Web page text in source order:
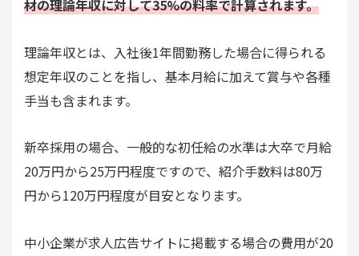
材の理論年収に対して35%の料率で計算されます。
理論年収とは、入社後1年間勤務した場合に得られる
想定年収のことを指し、基本月給に加えて賞与や各種
手当も含まれます。
新卒採用の場合、一般的な初任給の水準は大卒で月給
20万円から25万円程度ですので、紹介手数料は80万
円から120万円程度が目安となります。
中小企業が求人広告サイトに掲載する場合の費用が20